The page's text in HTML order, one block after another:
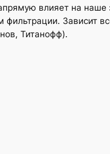
влияет на наше
Зависит
Титанофф).